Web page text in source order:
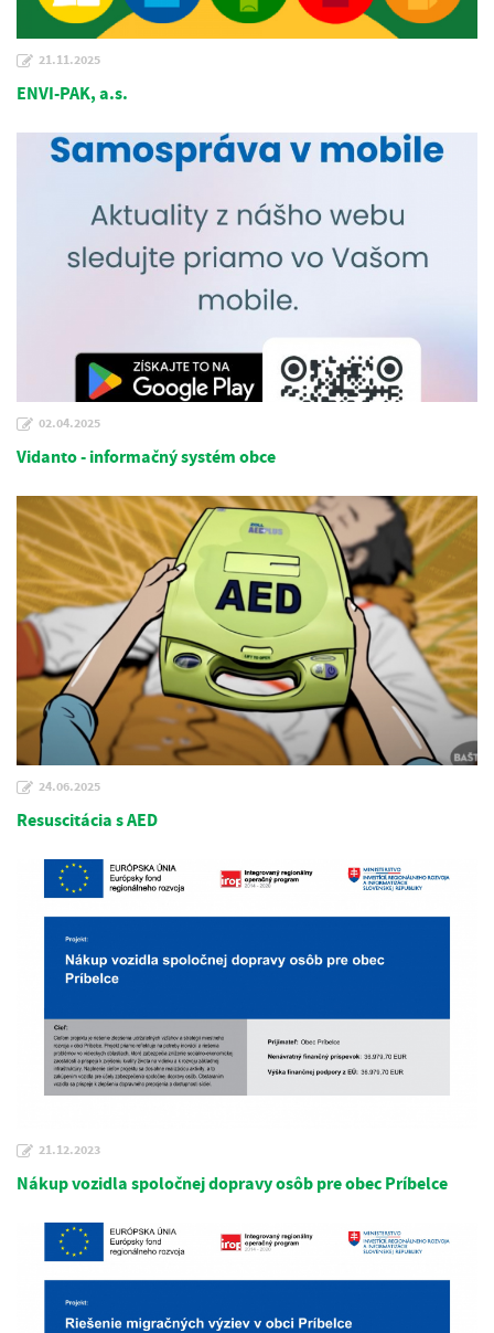
21.11.2025
ENVI-PAK, a.s.
02.04.2025
Vidanto - informačný systém obce
24.06.2025
Resuscitácia s AED
21.12.2023
Nákup vozidla spoločnej dopravy osôb pre obec Príbelce